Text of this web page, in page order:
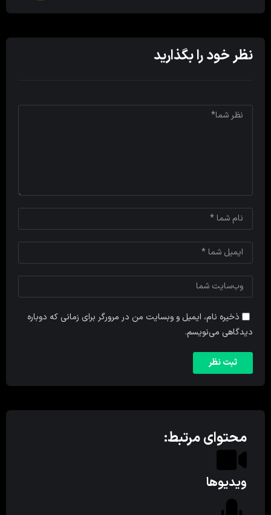
نظر خود را بگذارید
ذخیره نام، ایمیل و وبسایت من در مرورگر برای زمانی که دوباره
دیدگاهی می‌نویسم.
محتوای مرتبط:
ویدیوها